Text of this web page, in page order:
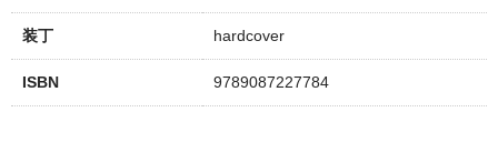
装丁 hardcover
ISBN 9789087227784